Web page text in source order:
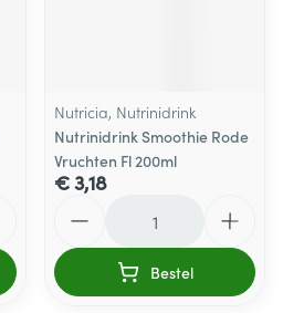
Nutricia, Nutrinidrink
Nutrinidrink Smoothie Rode
Vruchten Fl 200ml
€ 3,18
Bestel